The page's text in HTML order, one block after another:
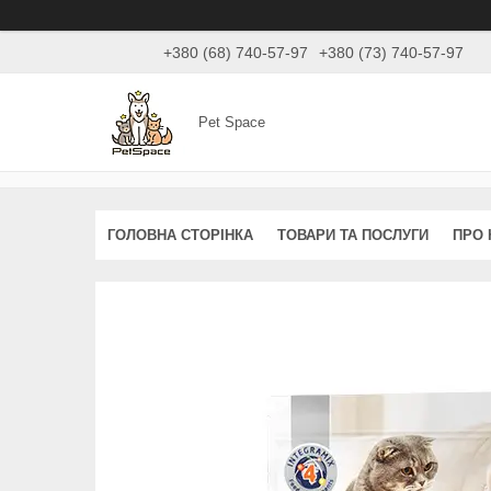
+380 (68) 740-57-97 +380 (73) 740-57-97
Pet Space
ГОЛОВНА СТОРІНКА ТОВАРИ ТА ПОСЛУГИ ПРО